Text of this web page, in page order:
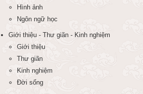
Hình ảnh
Ngôn ngữ học
Giới thiệu - Thư giãn - Kinh nghiệm
Giới thiệu
Thư giãn
Kinh nghiệm
Đời sống